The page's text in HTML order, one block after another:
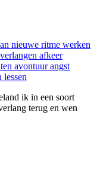
ik in een soort
terug en wen